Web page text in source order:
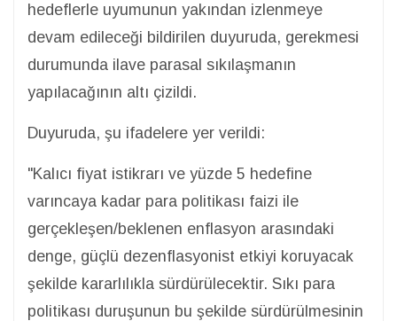
hedeflerle uyumunun yakından izlenmeye
devam edileceği bildirilen duyuruda, gerekmesi
durumunda ilave parasal sıkılaşmanın
yapılacağının altı çizildi.
Duyuruda, şu ifadelere yer verildi:
"Kalıcı fiyat istikrarı ve yüzde 5 hedefine
varıncaya kadar para politikası faizi ile
gerçekleşen/beklenen enflasyon arasındaki
denge, güçlü dezenflasyonist etkiyi koruyacak
şekilde kararlılıkla sürdürülecektir. Sıkı para
politikası duruşunun bu şekilde sürdürülmesinin